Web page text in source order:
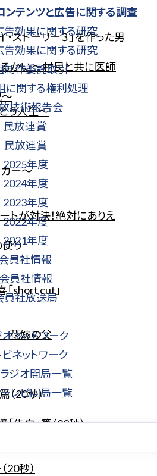
ンテンツと広告に関する調査
告効果に関する研究
告効果に関する研究
制作委託取引
に関する権利処理
技術報告会
民放連賞
民放連賞
2025年度
2024年度
2023年度
2022年度
2021年度
員社情報
会員社情報
員社放送局
ネットワーク
ネットワーク
ジオ開局一覧
レビ開局一覧
トーリー３」を作った男
い ～村民と共に医師
う人生～
ー～
が対決！絶対にありえ
り
short cut」
花嫁の父
20秒）
告白」篇（20秒）
秒）